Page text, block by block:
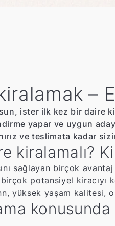
–
ister ilk kez bir daire
yapar ve uygun
ve teslimata kadar
kiralamalı?
sağlayan birçok
potansiyel
yüksek yaşam kalitesi,
konusunda